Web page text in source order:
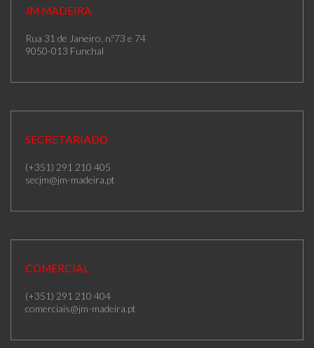
JM MADEIRA
Rua 31 de Janeiro, n.º73 e 74
9050-013 Funchal
SECRETARIADO
(+351) 291 210 405
secjm@jm-madeira.pt
COMERCIAL
(+351) 291 210 404
comerciais@jm-madeira.pt